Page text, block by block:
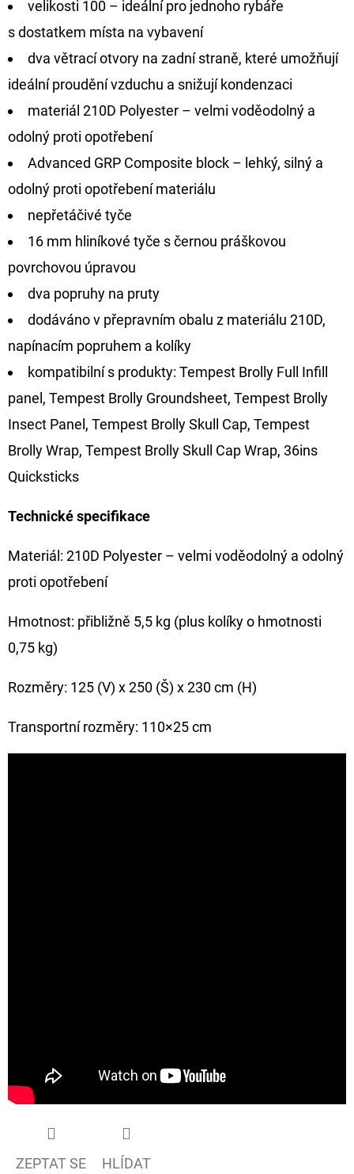
velikosti 100 – ideální pro jednoho rybáře
s dostatkem místa na vybavení
dva větrací otvory na zadní straně, které umožňují
ideální proudění vzduchu a snižují kondenzaci
materiál 210D Polyester – velmi voděodolný a
odolný proti opotřebení
Advanced GRP Composite block – lehký, silný a
odolný proti opotřebení materiálu
nepřetáčivé tyče
16 mm hliníkové tyče s černou práškovou
povrchovou úpravou
dva popruhy na pruty
dodáváno v přepravním obalu z materiálu 210D,
napínacím popruhem a kolíky
kompatibilní s produkty: Tempest Brolly Full Infill
panel, Tempest Brolly Groundsheet, Tempest Brolly
Insect Panel, Tempest Brolly Skull Cap, Tempest
Brolly Wrap, Tempest Brolly Skull Cap Wrap, 36ins
Quicksticks
Technické specifikace
Materiál: 210D Polyester – velmi voděodolný a odolný
proti opotřebení
Hmotnost: přibližně 5,5 kg (plus kolíky o hmotnosti
0,75 kg)
Rozměry: 125 (V) x 250 (Š) x 230 cm (H)
Transportní rozměry: 110×25 cm
ZEPTAT SE HLÍDAT